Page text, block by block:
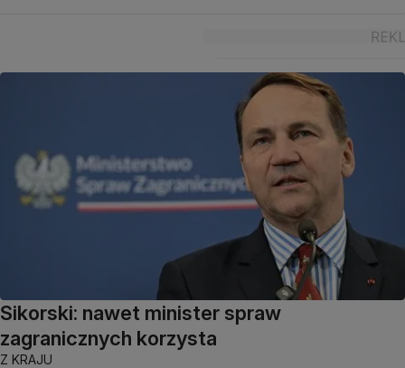
Sikorski: nawet minister spraw
zagranicznych korzysta
Z KRAJU